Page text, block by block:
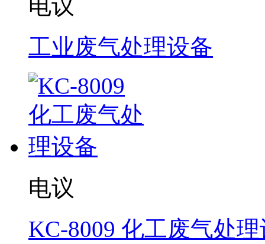
电议
工业废气处理设备
电议
KC-8009 化工废气处